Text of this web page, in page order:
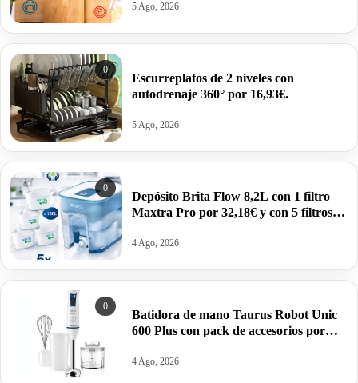
5 Ago, 2026
0
Escurreplatos de 2 niveles con
autodrenaje 360° por 16,93€.
5 Ago, 2026
0
Depósito Brita Flow 8,2L con 1 filtro
Maxtra Pro por 32,18€ y con 5 filtros
4 Ago, 2026
0
Batidora de mano Taurus Robot Unic
600 Plus con pack de accesorios por
4 Ago, 2026